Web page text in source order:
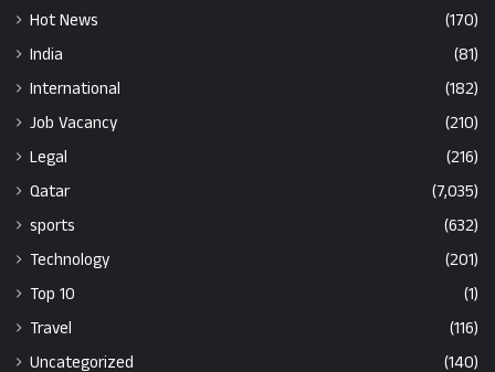
Hot News
(170)
India
(81)
International
(182)
Job Vacancy
(210)
Legal
(216)
Qatar
(7,035)
sports
(632)
Technology
(201)
Top 10
(1)
Travel
(116)
Uncategorized
(140)